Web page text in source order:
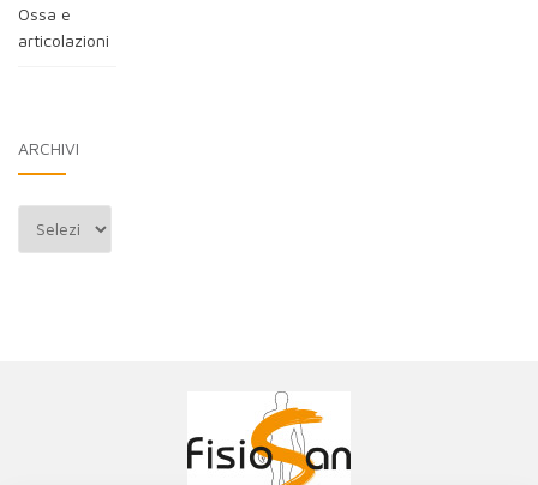
Ossa e
articolazioni
ARCHIVI
Archivi